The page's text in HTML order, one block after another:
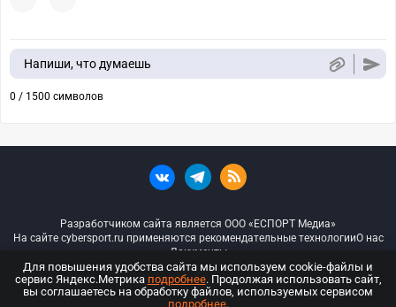
Напиши, что думаешь
0 / 1500 символов
Разработчиком сайта является ООО «ЕСПОРТ Медиа»
На сайте cybersport.ru применяются рекомендательные технологииО нас
Документы
© ООО «Киберспорт.ру» — Все права защищены
Для повышения удобства сайта мы используем cookie-файлы и
сервис Яндекс.Метрика подробнее. Продолжая использовать сайт,
вы соглашаетесь на обработку файлов, используемых сервисом
подробнее.